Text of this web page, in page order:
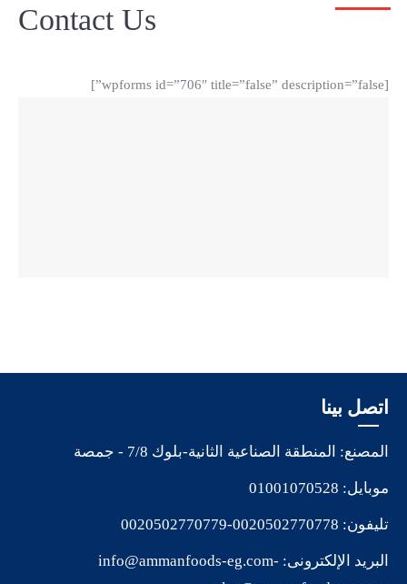
Contact Us
[wpforms id=”706″ title=”false” description=”false”]
اتصل بينا
المصنع: المنطقة الصناعية الثانية-بلوك 7/8 - جمصة
موبايل: 01001070528
تليفون: 0020502770778
-
0020502770779
البريد الإلكترونى: info@ammanfoods-eg.com-